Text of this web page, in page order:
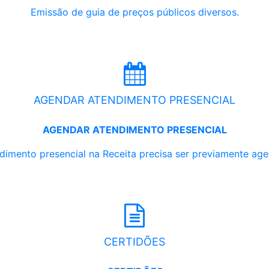
Emissão de guia de preços públicos diversos.
AGENDAR ATENDIMENTO PRESENCIAL
AGENDAR ATENDIMENTO PRESENCIAL
presencial na Receita precisa ser previamente
CERTIDÕES